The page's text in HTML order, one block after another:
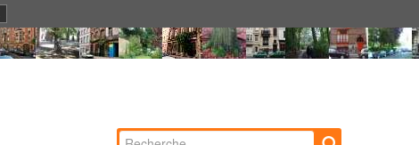
Chercher par